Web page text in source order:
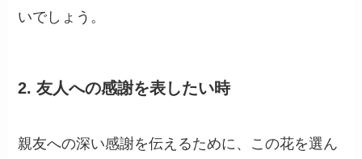
いでしょう。
2.友人への感謝を表したい時
親友への深い感謝を伝えるために、この花を選ん